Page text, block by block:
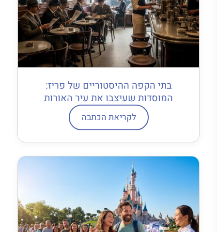
בתי הקפה ההיסטוריים של פריז:
המוסדות שעיצבו את עיר האורות
לקריאת הכתבה